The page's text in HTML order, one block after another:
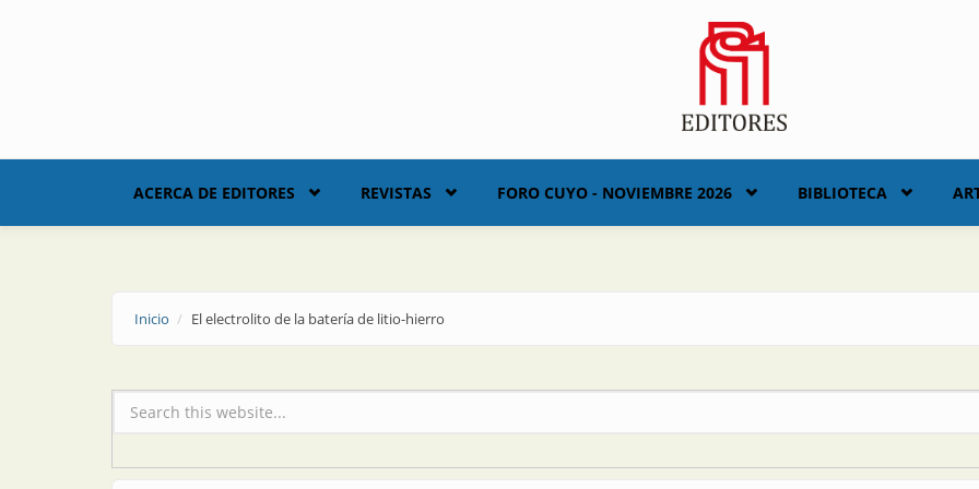
ACERCA DE EDITORES REVISTAS FORO CUYO - NOVIEMBRE 2026 BIBLIOTECA
Inicio El electrolito de la batería de litio-hierro
Formulario de búsqueda